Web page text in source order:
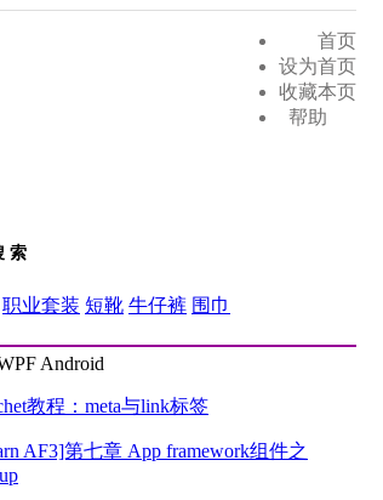
首页
设为首页
收藏本页
帮助
索
职业套装 短靴 牛仔裤 围巾
Android
教程：meta与link标签
AF3]第七章 App framework组件之